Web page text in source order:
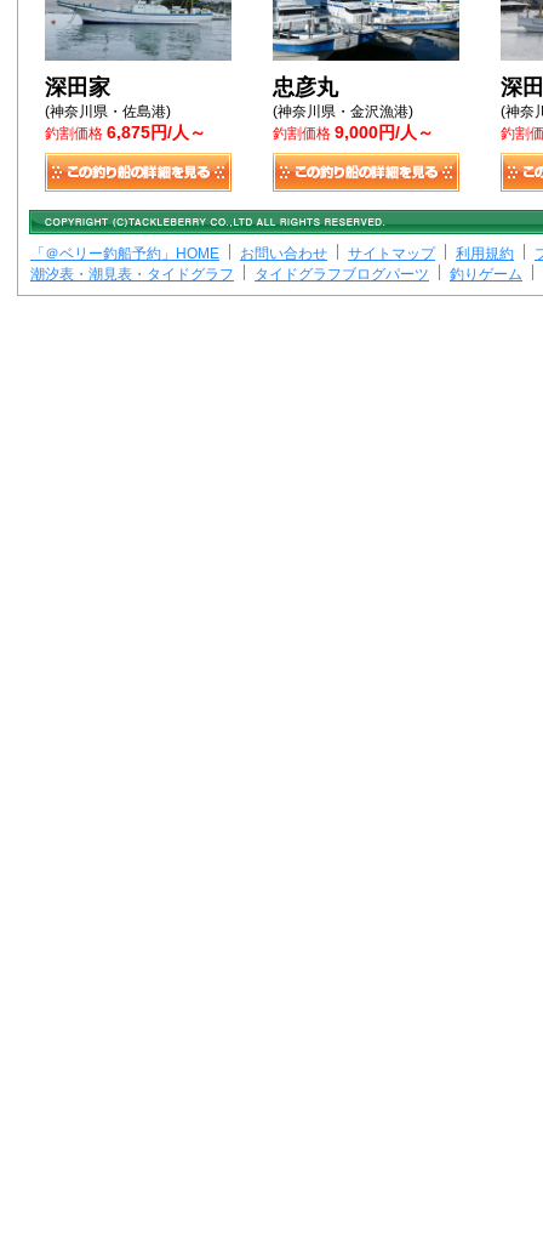
深田家
(神奈川県・佐島港)
釣割価格 6,875円/人～
忠彦丸
(神奈川県・金沢漁港)
釣割価格 9,000円/人～
深
(神奈
釣割
「＠ベリー釣船予約」HOME お問い合わせ サイトマップ 利用規約
潮汐表・潮見表・タイドグラフ
タイドグラフブログパーツ 釣りゲーム